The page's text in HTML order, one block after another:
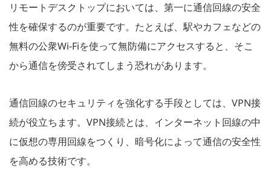
リモートデスクトップにおいては、第一に通信回線の安全
性を確保するのが重要です。たとえば、駅やカフェなどの
無料の公衆Wi-Fiを使って無防備にアクセスすると、そこ
から通信を傍受されてしまう恐れがあります。
通信回線のセキュリティを強化する手段としては、VPN接
続が役立ちます。VPN接続とは、インターネット回線の中
に仮想の専用回線をつくり、暗号化によって通信の安全性
を高める技術です。